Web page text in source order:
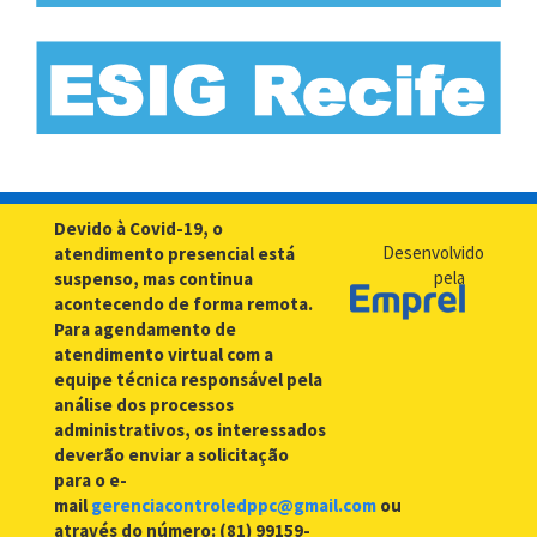
Devido à Covid-19, o
atendimento presencial está
suspenso, mas continua
acontecendo de forma remota.
Para agendamento de
atendimento virtual com a
equipe técnica responsável pela
análise dos processos
administrativos, os interessados
deverão enviar a solicitação
para o e-
mail gerenciacontroledppc@gmail.com ou
através do número: (81) 99159-
Desenvolvido
pela